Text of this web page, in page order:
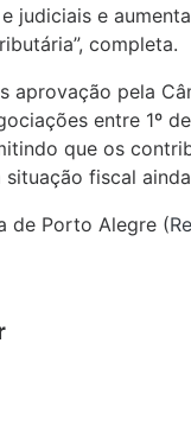
judiciais e
completa.
aprovação pela
entre 1º
que os
situação fiscal
de Porto Alegre (